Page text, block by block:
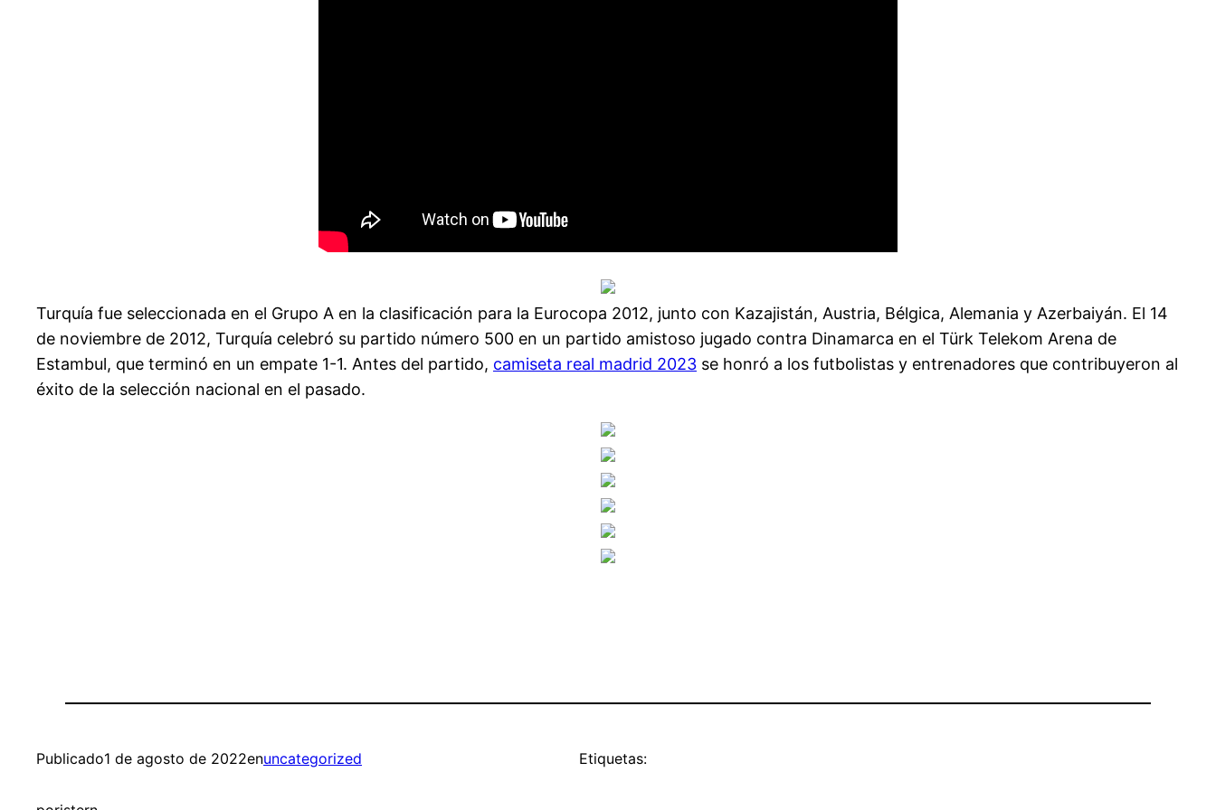
Turquía fue seleccionada en el Grupo A en la clasificación para la Eurocopa 2012, junto con Kazajistán, Austria, Bélgica, Alemania y Azerbaiyán. El 14
de noviembre de 2012, Turquía celebró su partido número 500 en un partido amistoso jugado contra Dinamarca en el Türk Telekom Arena de
Estambul, que terminó en un empate 1-1. Antes del partido, camiseta real madrid 2023 se honró a los futbolistas y entrenadores que contribuyeron al
éxito de la selección nacional en el pasado.
Publicado1 de agosto de 2022enuncategorized Etiquetas: